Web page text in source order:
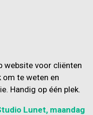
website voor cliënten
om te weten en
Handig op één plek.
Lunet, maandag